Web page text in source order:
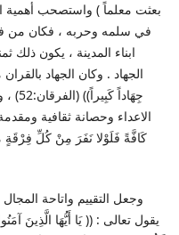
بعثت معلماً ) واستصحب
في سلمه وحربه ، فكان من
ابناء المدينة ، يكون
الجهاد . وكان الجهاد
الاعداء وحصانة ثقافية
كَافَّةً فَلَوْلا نَفَرَ مِنْ كُلِّ فِرْقَةٍ
وجعل التقييم واتاحة المجال
يقول تعالى : (( يَا أَيُّهَا الَّذِينَ